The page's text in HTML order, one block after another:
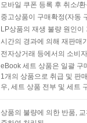
모바일 쿠폰 등록 후 취소/
중고상품이 구매확정(자동
LP상품의 재생 불량 원인
시간의 경과에 의해 재판매
전자상거래 등에서의 소비
eBook 세트 상품은 일괄 구
1개의 상품으로 취급 및 판
우, 세트 상품 전부 및 세트
상품의 불량에 의한 반품,